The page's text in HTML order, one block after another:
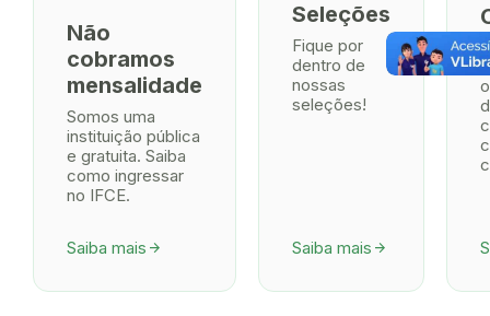
Não
cobramos
mensalidade
Somos uma
instituição pública
e gratuita. Saiba
como ingressar
no IFCE.
Saiba mais arrow_forward
Seleções
Fique por
dentro de
nossas
seleções!
Saiba mais arrow_forward